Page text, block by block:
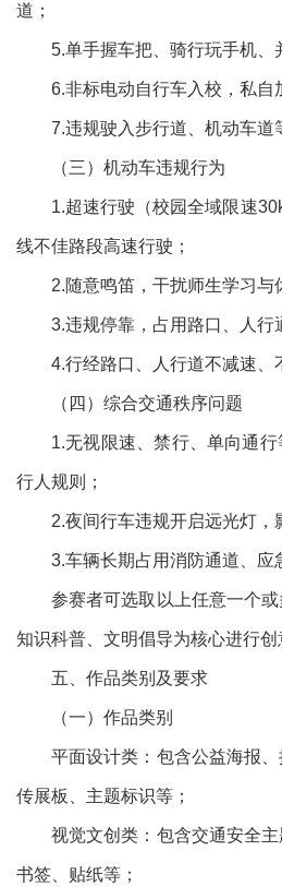
道；
5.单手握车把、骑行玩手机、
6.非标电动自行车入校，私自
7.违规驶入步行道、机动车道
（三）机动车违规行为
1.超速行驶（校园全域限速
线不佳路段高速行驶；
2.随意鸣笛，干扰师生学习与
3.违规停靠，占用路口、人行
4.行经路口、人行道不减速、
（四）综合交通秩序问题
1.无视限速、禁行、单向通
行人规则；
2.夜间行车违规开启远光灯，
3.车辆长期占用消防通道、应
参赛者可选取以上任意一个或
知识科普、文明倡导为核心进行创
五、作品类别及要求
（一）作品类别
平面设计类：包含公益海报
传展板、主题标识等；
视觉文创类：包含交通安全主
书签、贴纸等；